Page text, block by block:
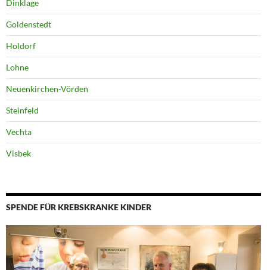
Dinklage
Goldenstedt
Holdorf
Lohne
Neuenkirchen-Vörden
Steinfeld
Vechta
Visbek
SPENDE FÜR KREBSKRANKE KINDER